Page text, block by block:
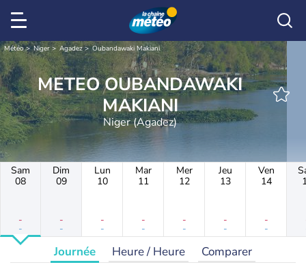
Météo Niger Agadez Oubandawaki Makiani
METEO OUBANDAWAKI
MAKIANI
Niger (Agadez)
Sam
08
-
-
Dim
09
-
-
Lun
10
-
-
Mar
11
-
-
Mer
12
-
-
Jeu
13
-
-
Ven
14
-
-
Journée Heure / Heure Comparer